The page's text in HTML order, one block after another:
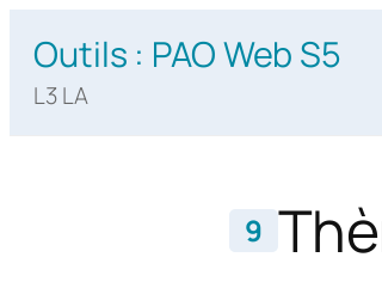
contenu
Outils : PAO Web S5
L3 LA
9